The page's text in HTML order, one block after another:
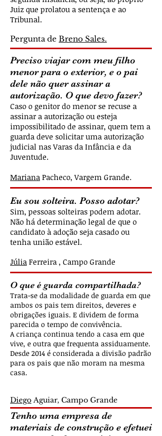
Juiz que prolatou a sentença e ao
Tribunal.
Pergunta de Breno Sales.
Preciso viajar com meu filho
menor para o exterior, e o pai
dele não quer assinar a
autorização. O que devo fazer?
Caso o genitor do menor se recuse a
assinar a autorização ou esteja
impossibilitado de assinar, quem tem a
guarda deve solicitar uma autorização
judicial nas Varas da Infância e da
Juventude.
Mariana Pacheco, Vargem Grande.
Eu sou solteira. Posso adotar?
Sim, pessoas solteiras podem adotar.
Não há determinação legal de que o
candidato à adoção seja casado ou
tenha união estável.
Júlia Ferreira , Campo Grande
O que é guarda compartilhada?
Trata-se da modalidade de guarda em que
ambos os pais tem direitos, deveres e
obrigações iguais. E dividem de forma
parecida o tempo de convivência.
A criança continua tendo a casa em que
vive, e outra que frequenta assiduamente.
Desde 2014 é considerada a divisão padrão
para os pais que não moram na mesma
casa.
Diego Aguiar, Campo Grande
Tenho uma empresa de
materiais de construção e efetuei